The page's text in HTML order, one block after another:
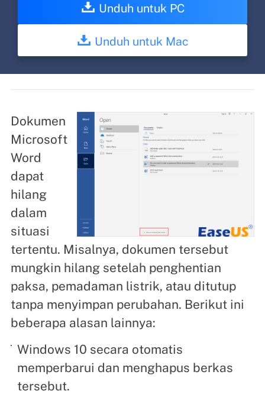
Unduh untuk PC
Unduh untuk Mac
Dokumen
Microsoft
Word
dapat
hilang
dalam
situasi
tertentu. Misalnya, dokumen tersebut
mungkin hilang setelah penghentian
paksa, pemadaman listrik, atau ditutup
tanpa menyimpan perubahan. Berikut ini
beberapa alasan lainnya:
Windows 10 secara otomatis
memperbarui dan menghapus berkas
tersebut.